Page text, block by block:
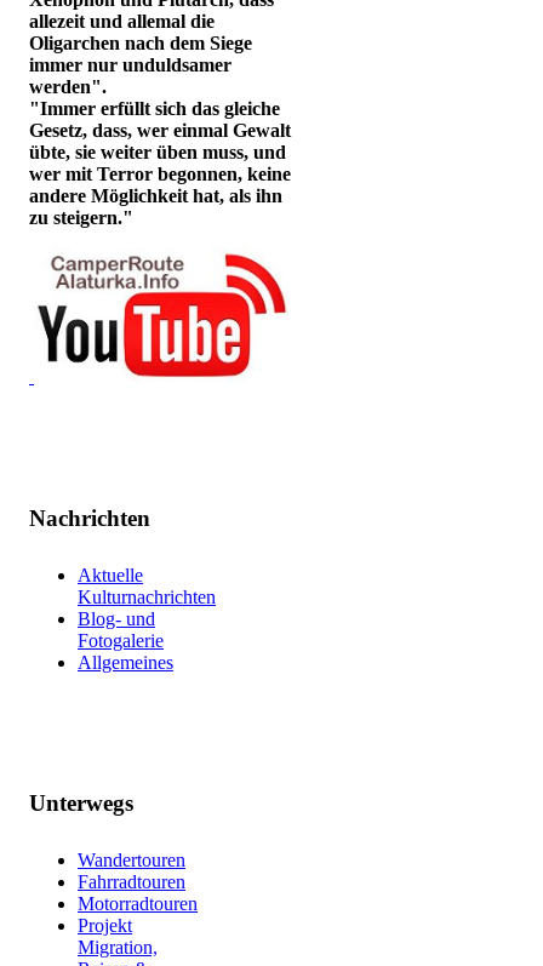
allezeit und allemal die
Oligarchen nach dem Siege
immer nur unduldsamer
werden".
"Immer erfüllt sich das gleiche
Gesetz, dass, wer einmal Gewalt
übte, sie weiter üben muss, und
wer mit Terror begonnen, keine
andere Möglichkeit hat, als ihn
zu steigern."
Nachrichten
Aktuelle
Kulturnachrichten
Blog- und
Fotogalerie
Allgemeines
Unterwegs
Wandertouren
Fahrradtouren
Motorradtouren
Projekt
Migration,